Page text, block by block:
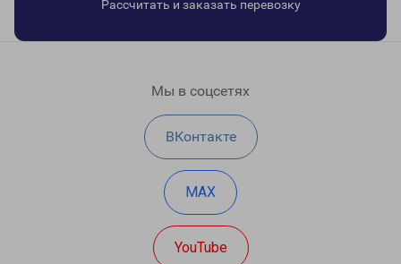
Рассчитать и заказать перевозку
Мы в соцсетях
ВКонтакте
MAX
YouTube